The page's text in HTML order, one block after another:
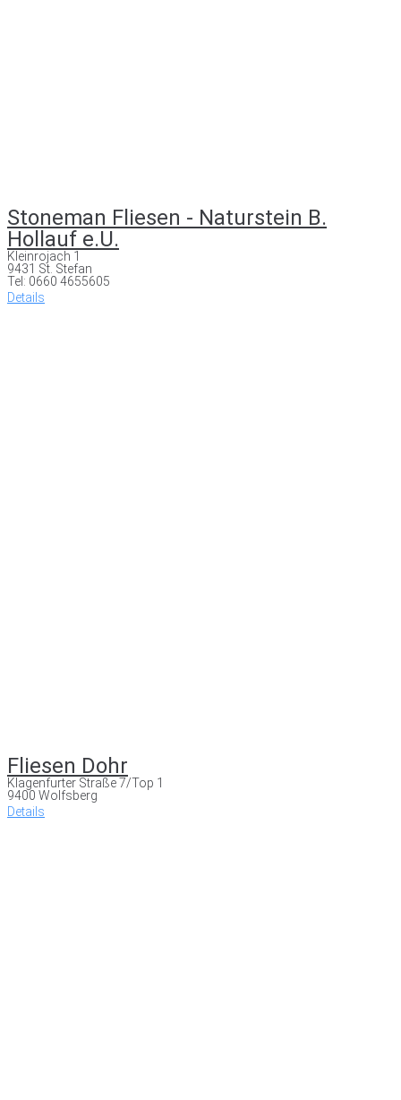
Stoneman Fliesen - Naturstein B.
Hollauf e.U.
Kleinrojach 1
9431 St. Stefan
Tel: 0660 4655605
Details
Fliesen Dohr
Klagenfurter Straße 7/Top 1
9400 Wolfsberg
Details